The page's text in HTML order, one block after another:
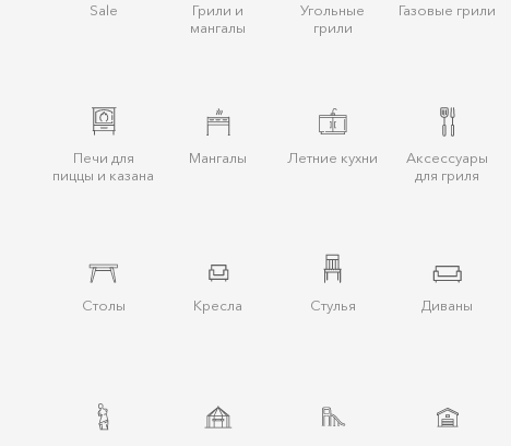
Sale
Грили и
мангалы
Угольные
грили
Газовые грили
Печи для
пиццы и казана
Мангалы Летние кухни
Аксессуары
для гриля
Столы Кресла Стулья Диваны